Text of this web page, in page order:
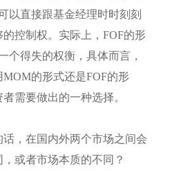
以直接跟基金经理时时刻刻
控制权。实际上，FOF的形
个得失的权衡，具体而言，
的形式还是FOF的形
需要做出的一种选择。
，在国内外两个市场之间会
或者市场本质的不同？